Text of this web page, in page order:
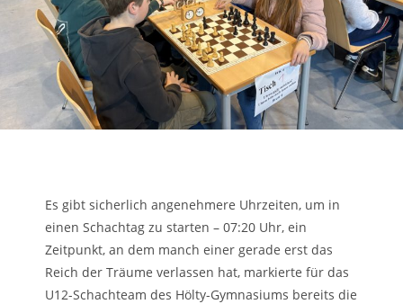
Es gibt sicherlich angenehmere Uhrzeiten, um in
einen Schachtag zu starten – 07:20 Uhr, ein
Zeitpunkt, an dem manch einer gerade erst das
Reich der Träume verlassen hat, markierte für das
U12-Schachteam des Hölty-Gymnasiums bereits die